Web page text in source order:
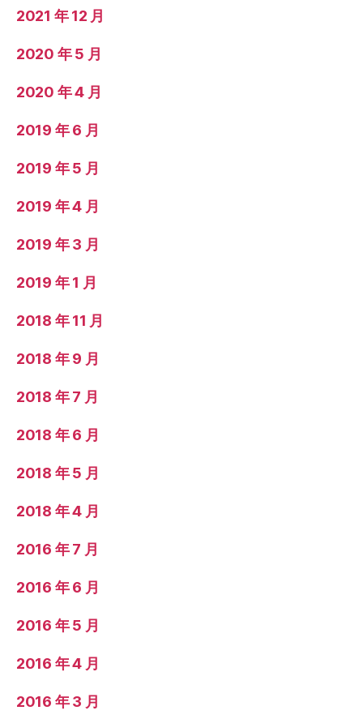
2021 年 12 月
2020 年 5 月
2020 年 4 月
2019 年 6 月
2019 年 5 月
2019 年 4 月
2019 年 3 月
2019 年 1 月
2018 年 11 月
2018 年 9 月
2018 年 7 月
2018 年 6 月
2018 年 5 月
2018 年 4 月
2016 年 7 月
2016 年 6 月
2016 年 5 月
2016 年 4 月
2016 年 3 月